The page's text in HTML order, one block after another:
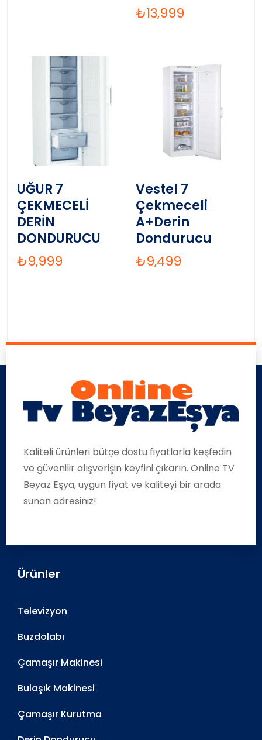
₺13,999
UĞUR 7
ÇEKMECELİ
DERİN
DONDURUCU
₺9,999
Vestel 7
Çekmeceli
A+Derin
Dondurucu
₺9,499
Kaliteli ürünleri bütçe dostu fiyatlarla keşfedin
ve güvenilir alışverişin keyfini çıkarın. Online TV
Beyaz Eşya, uygun fiyat ve kaliteyi bir arada
sunan adresiniz!
Ürünler
Televizyon
Buzdolabı
Çamaşır Makinesi
Bulaşık Makinesi
Çamaşır Kurutma